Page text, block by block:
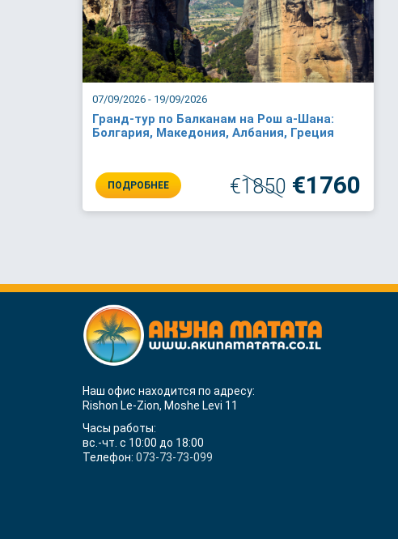
07/09/2026 - 19/09/2026
Гранд-тур по Балканам на Рош а-Шана:
Болгария, Македония, Албания, Греция
ПОДРОБНЕЕ €1850 €1760
Наш офис находится по адресу:
Rishon Le-Zion, Moshe Levi 11
Часы работы:
вс.-чт. с 10:00 до 18:00
Телефон: 073-73-73-099